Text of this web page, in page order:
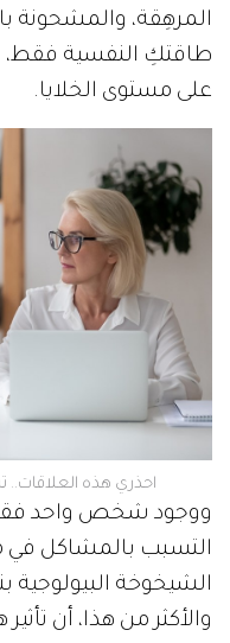
المرهِقة، والمشحونة
طاقتكِ النفسية فقط،
على مستوى الخلايا.
احذري هذه
ووجود شخص واحد
التسبب بالمشاكل في
والأكثر من هذا، أن